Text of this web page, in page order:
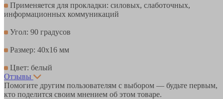
Применяется для прокладки: силовых, слаботочных,
информационных коммуникаций
Угол: 90 градусов
Размер: 40х16 мм
Цвет: белый
Отзывы
Помогите другим пользователям с выбором — будьте первым,
кто поделится своим мнением об этом товаре.